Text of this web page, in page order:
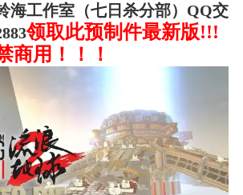
道具 排行榜
攻略教程
其他&工具
海工作室（七日杀分部）QQ交
领取此预制件最新版!!!
商用！！！